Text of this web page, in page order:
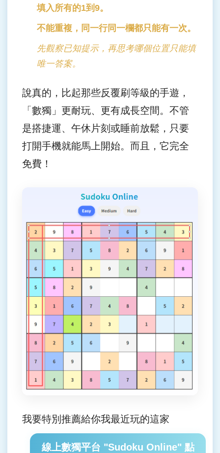
填入所有的1到9。
不能重複，同一行同一欄都只能有一次。
先觀察已知提示，再思考哪個位置只能填
唯一答案。
說真的，比起那些反覆刷等級的手遊，
「數獨 」更耐玩、更有成長空間。不管
是搭捷運、午休片刻或睡前放鬆，只要
打開手機就能馬上開始。而且，它完全
免費！
我要特別推薦給你我最近玩的這家
線上數獨平台 "Sudoku Online" 點